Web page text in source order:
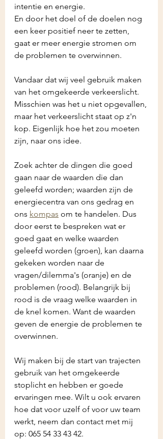
intentie en energie.
En door het doel of de doelen nog
een keer positief neer te zetten,
gaat er meer energie stromen om
de problemen te overwinnen.
Vandaar dat wij veel gebruik maken
van het omgekeerde verkeerslicht.
Misschien was het u niet opgevallen,
maar het verkeerslicht staat op z'n
kop. Eigenlijk hoe het zou moeten
zijn, naar ons idee.
Zoek achter de dingen die goed
gaan naar de waarden die dan
geleefd worden; waarden zijn de
energiecentra van ons gedrag en
ons kompas om te handelen. Dus
door eerst te bespreken wat er
goed gaat en welke waarden
geleefd worden (groen), kan daarna
gekeken worden naar de
vragen/dilemma's (oranje) en de
problemen (rood). Belangrijk bij
rood is de vraag welke waarden in
de knel komen. Want de waarden
geven de energie de problemen te
overwinnen.
Wij maken bij de start van trajecten
gebruik van het omgekeerde
stoplicht en hebben er goede
ervaringen mee. Wilt u ook ervaren
hoe dat voor uzelf of voor uw team
werkt, neem dan contact met mij
op: 065 54 33 43 42.